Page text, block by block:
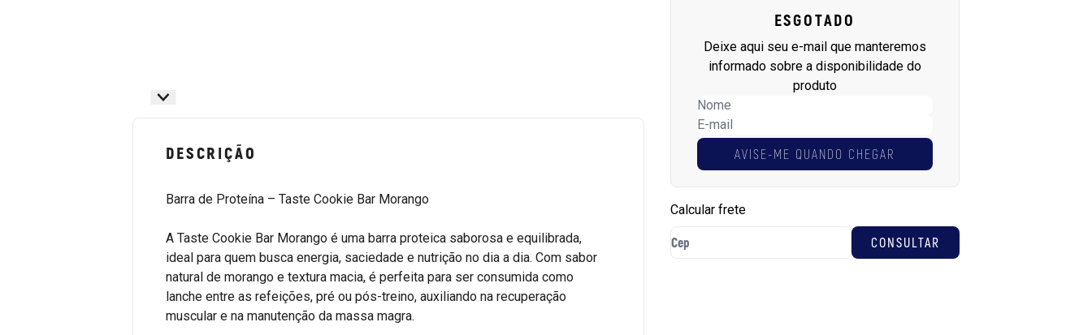
DESCRIÇÃO
Barra de Proteína – Taste Cookie Bar Morango
A Taste Cookie Bar Morango é uma barra proteica saborosa e equilibrada,
ideal para quem busca energia, saciedade e nutrição no dia a dia. Com sabor
natural de morango e textura macia, é perfeita para ser consumida como
lanche entre as refeições, pré ou pós-treino, auxiliando na recuperação
muscular e na manutenção da massa magra.
ESGOTADO
Deixe aqui seu e-mail que manteremos
informado sobre a disponibilidade do
produto
AVISE-ME QUANDO CHEGAR
Calcular frete